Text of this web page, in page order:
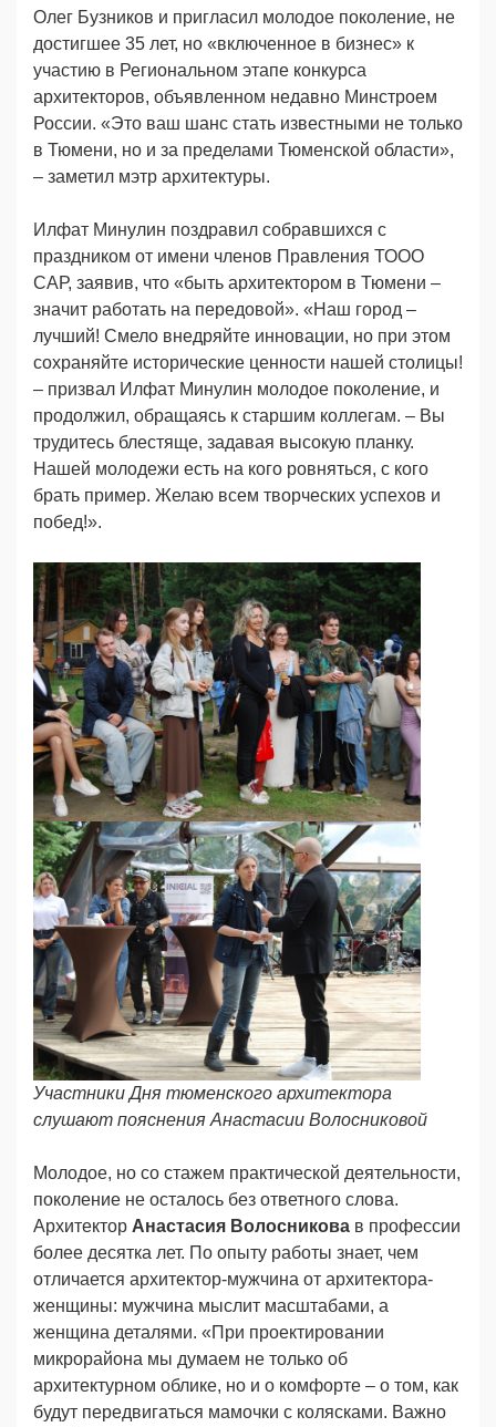
Олег Бузников и пригласил молодое поколение, не
достигшее 35 лет, но «включенное в бизнес» к
участию в Региональном этапе конкурса
архитекторов, объявленном недавно Минстроем
России. «Это ваш шанс стать известными не только
в Тюмени, но и за пределами Тюменской области»,
– заметил мэтр архитектуры.
Илфат Минулин поздравил собравшихся с
праздником от имени членов Правления ТООО
САР, заявив, что «быть архитектором в Тюмени –
значит работать на передовой». «Наш город –
лучший! Смело внедряйте инновации, но при этом
сохраняйте исторические ценности нашей столицы!
– призвал Илфат Минулин молодое поколение, и
продолжил, обращаясь к старшим коллегам. – Вы
трудитесь блестяще, задавая высокую планку.
Нашей молодежи есть на кого ровняться, с кого
брать пример. Желаю всем творческих успехов и
побед!».
Участники Дня тюменского архитектора
слушают пояснения Анастасии Волосниковой
Молодое, но со стажем практической деятельности,
поколение не осталось без ответного слова.
Архитектор Анастасия Волосникова в профессии
более десятка лет. По опыту работы знает, чем
отличается архитектор-мужчина от архитектора-
женщины: мужчина мыслит масштабами, а
женщина деталями. «При проектировании
микрорайона мы думаем не только об
архитектурном облике, но и о комфорте – о том, как
будут передвигаться мамочки с колясками. Важно